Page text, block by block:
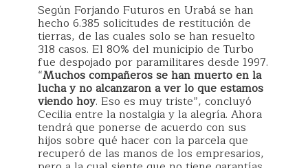
Según Forjando Futuros en Urabá se han
hecho 6.385 solicitudes de restitución de
tierras, de las cuales solo se han resuelto
318 casos. El 80% del municipio de Turbo
fue despojado por paramilitares desde 1997.
“Muchos compañeros se han muerto en la
lucha y no alcanzaron a ver lo que estamos
viendo hoy. Eso es muy triste”, concluyó
Cecilia entre la nostalgia y la alegría. Ahora
tendrá que ponerse de acuerdo con sus
hijos sobre qué hacer con la parcela que
recuperó de las manos de los empresarios,